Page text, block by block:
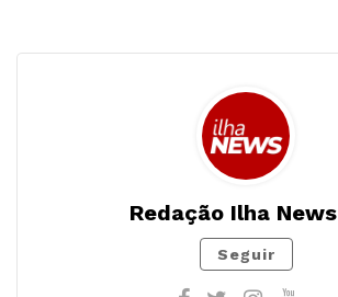
Redação Ilha News
Seguir